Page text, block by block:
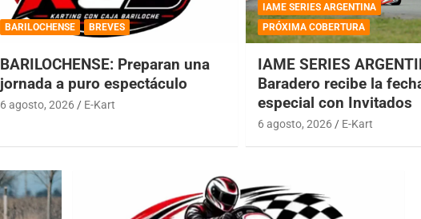
BARILOCHENSE BREVES
BARILOCHENSE: Preparan una
jornada a puro espectáculo
6 agosto, 2026 E-Kart
IAME SERIES ARGENTINA
PRÓXIMA COBERTURA
IAME SERIES
Baradero recibe la
especial con Invitados
6 agosto, 2026 E-Kart